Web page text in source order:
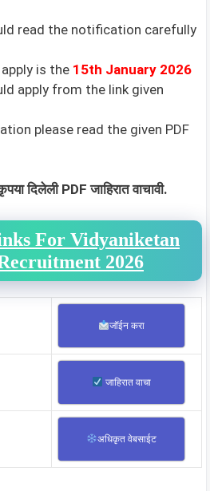
read the notification carefully
is the 15th January 2026
apply from the link given
please read the given PDF
दिलेली PDF जाहिरात वाचावी.
For Vidyaniketan
2026
जॉईन करा
जाहिरात वाचा
अधिकृत वेबसाईट